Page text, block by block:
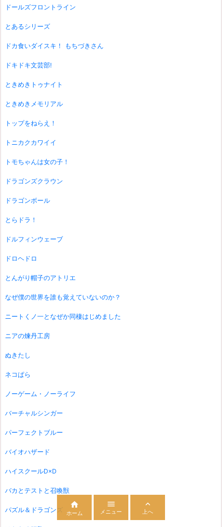
ドールズフロントライン
とあるシリーズ
ドカ食いダイスキ！ もちづきさん
ドキドキ文芸部!
ときめきトゥナイト
ときめきメモリアル
トップをねらえ！
トニカクカワイイ
トモちゃんは女の子！
ドラゴンズクラウン
ドラゴンボール
とらドラ！
ドルフィンウェーブ
ドロヘドロ
とんがり帽子のアトリエ
なぜ僕の世界を誰も覚えていないのか？
ニートくノ一となぜか同棲はじめました
ニアの煉丹工房
ぬきたし
ネコぱら
ノーゲーム・ノーライフ
バーチャルシンガー
パーフェクトブルー
バイオハザード
ハイスクールD×D
バカとテストと召喚獣
パズル＆ドラゴンズ

ホーム

メニュー

上へ